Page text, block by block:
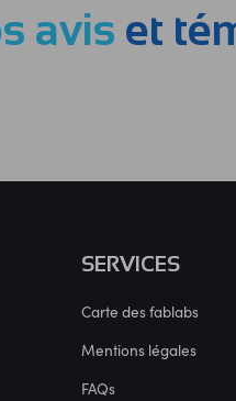
avis et
SERVICES
Carte des fablabs
Mentions légales
FAQs